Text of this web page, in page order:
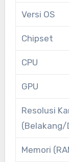
Versi OS
Chipset
CPU
GPU
Resolusi
(Belakang/
Memori